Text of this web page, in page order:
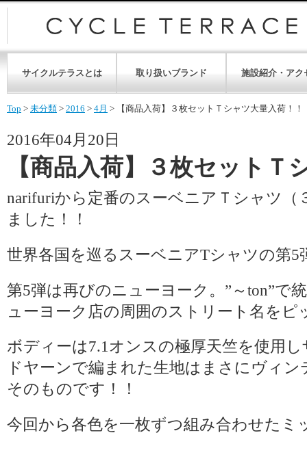
サイクルテラスとは 取り扱いブランド 施設紹介・アク
Top > 未分類 > 2016 > 4月 > 【商品入荷】３枚セットＴシャツ大量入荷！！
2016年04月20日
【商品入荷】３枚セットＴ
narifuriから定番のスーベニアＴシャツ（
ました！！
世界各国を巡るスーベニアTシャツの第5
第5弾は再びのニューヨーク。”～ton”で
ューヨーク店の周囲のストリート名を
ボディーは7.1オンスの極厚天竺を使用
ドヤーンで編まれた生地はまさにヴィ
そのものです！！
今回から各色を一枚ずつ組み合わせたミ